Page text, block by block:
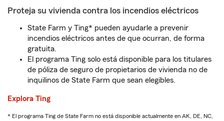
Proteja su vivienda contra los incendios eléctricos
State Farm y Ting* pueden ayudarle a prevenir
incendios eléctricos antes de que ocurran, de forma
gratuita.
El programa Ting solo está disponible para los titulares
de póliza de seguro de propietarios de vivienda no de
inquilinos de State Farm que sean elegibles.
Explora Ting
* El programa Ting de State Farm no está disponible actualmente en AK, DE, NC,